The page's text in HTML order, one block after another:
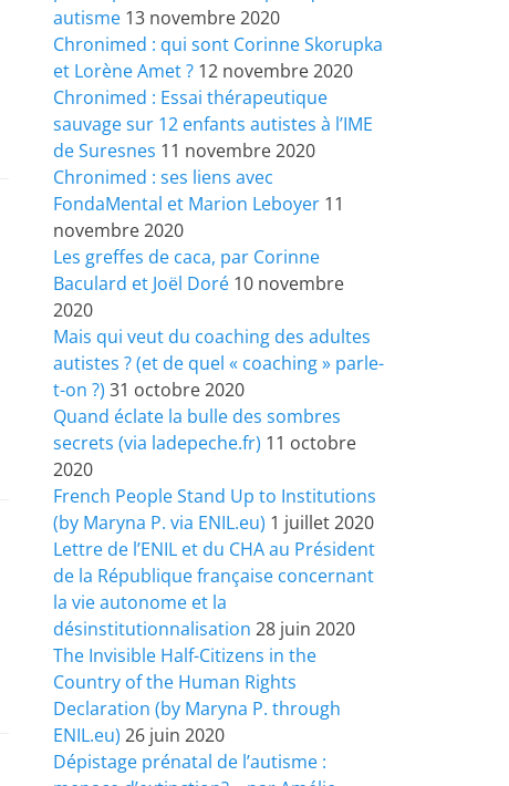
autisme 13 novembre 2020
Chronimed : qui sont Corinne Skorupka
et Lorène Amet ? 12 novembre 2020
Chronimed : Essai thérapeutique
sauvage sur 12 enfants autistes à l’IME
de Suresnes 11 novembre 2020
Chronimed : ses liens avec
FondaMental et Marion Leboyer 11
novembre 2020
Les greffes de caca, par Corinne
Baculard et Joël Doré 10 novembre
2020
Mais qui veut du coaching des adultes
autistes ? (et de quel « coaching » parle-
t-on ?) 31 octobre 2020
Quand éclate la bulle des sombres
secrets (via ladepeche.fr) 11 octobre
2020
French People Stand Up to Institutions
(by Maryna P. via ENIL.eu) 1 juillet 2020
Lettre de l’ENIL et du CHA au Président
de la République française concernant
la vie autonome et la
désinstitutionnalisation 28 juin 2020
The Invisible Half-Citizens in the
Country of the Human Rights
Declaration (by Maryna P. through
ENIL.eu) 26 juin 2020
Dépistage prénatal de l’autisme :